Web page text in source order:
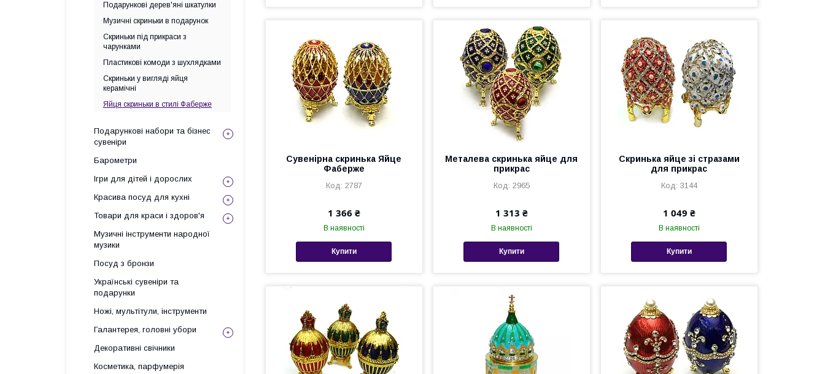
Сувенірна скринька Яйце
Фаберже
2787
1 366 ₴
В наявності
Купити
Металева скринька яйце для
прикрас
2965
1 313 ₴
В наявності
Купити
Скринька яйце зі стразами
для прикрас
3144
1 049 ₴
В наявності
Купити
Подарункові дерев'яні шкатулки
Музичні скриньки в подарунок
Скриньки під прикраси з
чарунками
Пластикові комоди з шухлядками
Скриньки у вигляді яйця
керамічні
Яйця скриньки в стилі Фаберже
Подарункові набори та бізнес
сувеніри
Барометри
Ігри для дітей і дорослих
Красива посуд для кухні
Товари для краси і здоров'я
Музичні інструменти народної
музики
Посуд з бронзи
Українські сувеніри та
подарунки
Ножі, мультітули, інструменти
Галантерея, головні убори
Декоративні свічники
Косметика, парфумерія